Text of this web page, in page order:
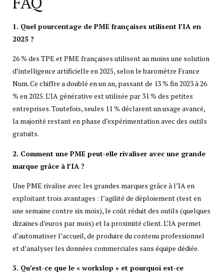
1. Quel pourcentage de PME françaises utilisent l’IA en
2025 ?
26 % des TPE et PME françaises utilisent au moins une solution
d’intelligence artificielle en 2025, selon le baromètre France
Num. Ce chiffre a doublé en un an, passant de 13 % fin 2023 à 26
% en 2025. L’IA générative est utilisée par 31 % des petites
entreprises. Toutefois, seules 11 % déclarent un usage avancé,
la majorité restant en phase d’expérimentation avec des outils
gratuits.
2. Comment une PME peut-elle rivaliser avec une grande
marque grâce à l’IA ?
Une PME rivalise avec les grandes marques grâce à l’IA en
exploitant trois avantages : l’agilité de déploiement (test en
une semaine contre six mois), le coût réduit des outils (quelques
dizaines d’euros par mois) et la proximité client. L’IA permet
d’automatiser l’accueil, de produire du contenu professionnel
et d’analyser les données commerciales sans équipe dédiée.
3. Qu’est-ce que le « workslop » et pourquoi est-ce